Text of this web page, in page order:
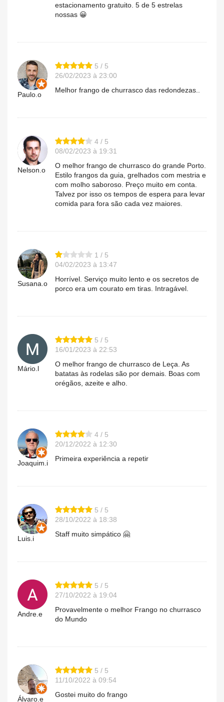
estacionamento gratuito. 5 de 5 estrelas
nossas 😀
Paulo.o
5 / 5
26/02/2023 à 23:00
Melhor frango de churrasco das redondezas..
Nelson.o
4 / 5
08/02/2023 à 19:31
O melhor frango de churrasco do grande Porto.
Estilo frangos da guia, grelhados com mestria e
com molho saboroso. Preço muito em conta.
Talvez por isso os tempos de espera para levar
comida para fora são cada vez maiores.
Susana.o
1 / 5
04/02/2023 à 13:47
Horrível. Serviço muito lento e os secretos de
porco era um courato em tiras. Intragável.
Mário.l
5 / 5
16/01/2023 à 22:53
O melhor frango de churrasco de Leça. As
batatas às rodelas são por demais. Boas com
orégãos, azeite e alho.
Joaquim.i
4 / 5
20/12/2022 à 12:30
Primeira experiência a repetir
Luis.i
5 / 5
28/10/2022 à 18:38
Staff muito simpático 🤗
Andre.e
5 / 5
27/10/2022 à 19:04
Provavelmente o melhor Frango no churrasco
do Mundo
Álvaro.e
5 / 5
11/10/2022 à 09:54
Gostei muito do frango